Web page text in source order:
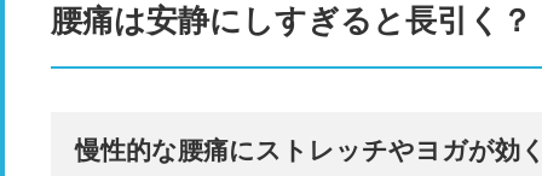
腰痛は安静にしすぎると長引く
慢性的な腰痛にストレッチやヨガが効